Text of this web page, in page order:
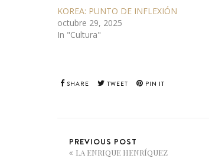
KOREA: PUNTO DE INFLEXIÓN
octubre 29, 2025
In "Cultura"
SHARE TWEET PIN IT
PREVIOUS POST
LA ENRIQUE HENRÍQUEZ